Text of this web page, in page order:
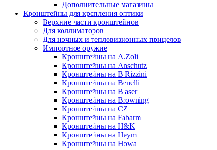
Дополнительные магазины
Кронштейны для крепления оптики
Верхние части кронштейнов
Для коллиматоров
Для ночных и тепловизионных прицелов
Импортное оружие
Кронштейны на A.Zoli
Кронштейны на Anschutz
Кронштейны на B.Rizzini
Кронштейны на Benelli
Кронштейны на Blaser
Кронштейны на Browning
Кронштейны на CZ
Кронштейны на Fabarm
Кронштейны на H&K
Кронштейны на Heym
Кронштейны на Howa